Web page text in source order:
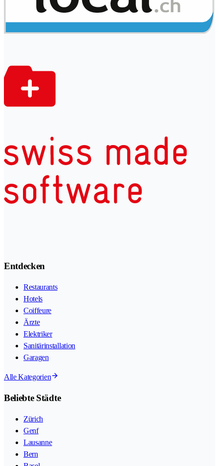
Entdecken
Restaurants
Hotels
Coiffeure
Ärzte
Elektriker
Sanitärinstallation
Garagen
Alle Kategorien
Beliebte Städte
Zürich
Genf
Lausanne
Bern